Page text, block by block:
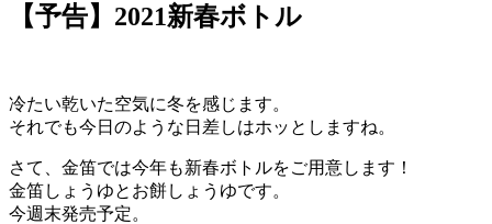
【予告】2021新春ボトル
冷たい乾いた空気に冬を感じます。
それでも今日のような日差しはホッとしますね。
さて、金笛では今年も新春ボトルをご用意します！
金笛しょうゆとお餅しょうゆです。
今週末発売予定。